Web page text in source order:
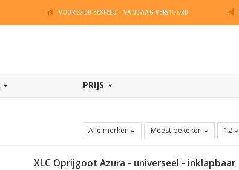
VOOR 22:00 BESTELD = VANDAAG VERSTUURD
PRIJS
Alle merken Meest bekeken 12
XLC Oprijgoot Azura - universeel - inklapbaar